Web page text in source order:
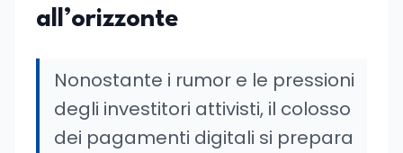
all’orizzonte
Nonostante i rumor e le pressioni
degli investitori attivisti, il colosso
dei pagamenti digitali si prepara